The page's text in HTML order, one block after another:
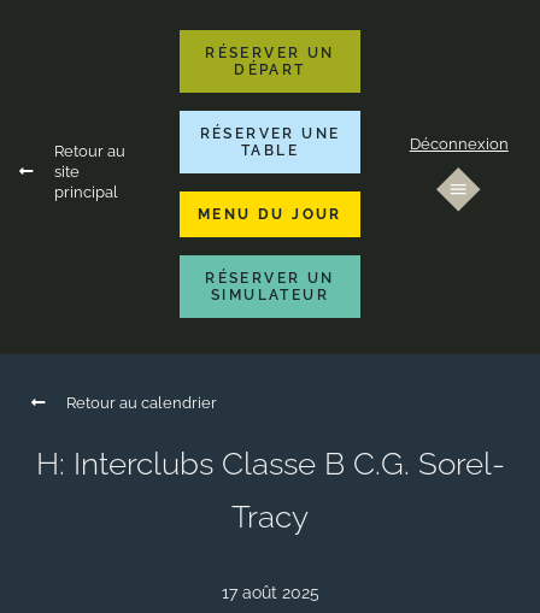
Retour au
site
principal
RÉSERVER UN
DÉPART
RÉSERVER UNE
TABLE
MENU DU JOUR
RÉSERVER UN
SIMULATEUR
Déconnexion
Retour au calendrier
H: Interclubs Classe B C.G. Sorel-
Tracy
17 août 2025